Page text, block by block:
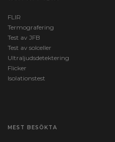
FLIR
Termografering
Test av JFB
Test av solceller
Ultraljudsdetektering
Flicker
Isolationstest
MEST BESÖKTA